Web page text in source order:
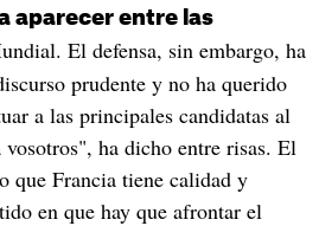
aparecer entre las
El defensa, sin embargo, ha
prudente y no ha querido
a las principales candidatas al
ha dicho entre risas. El
que Francia tiene calidad y
en que hay que afrontar el